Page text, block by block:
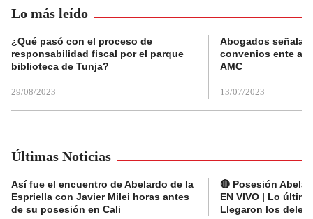
Lo más leído
¿Qué pasó con el proceso de
responsabilidad fiscal por el parque
biblioteca de Tunja?
29/08/2023
Abogados
convenios ente
AMC
13/07/2023
Últimas Noticias
Así fue el encuentro de Abelardo de la
Espriella con Javier Milei horas antes
de su posesión en Cali
🔴 Posesión
EN VIVO | Lo
Llegaron los